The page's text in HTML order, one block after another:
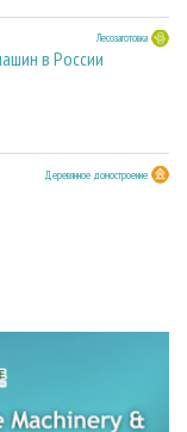
Лесозаготовка
в России
Деревянное домостроение